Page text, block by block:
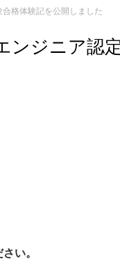
格体験記を公開しました
ジニア認
い。